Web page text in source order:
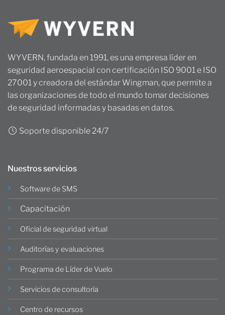
WYVERN, fundada en 1991, es una empresa líder en
seguridad aeroespacial con certificación ISO 9001 e ISO
27001 y creadora del estándar Wingman, que permite a
las organizaciones de todo el mundo tomar decisiones
de seguridad informadas y basadas en datos.
Soporte disponible 24/7
Nuestros servicios
Software de SMS
Capacitación
Oficial de seguridad virtual
Auditorías y evaluaciones
Programa de Líder de Vuelo
Servicios de consultoría
Centro de recursos